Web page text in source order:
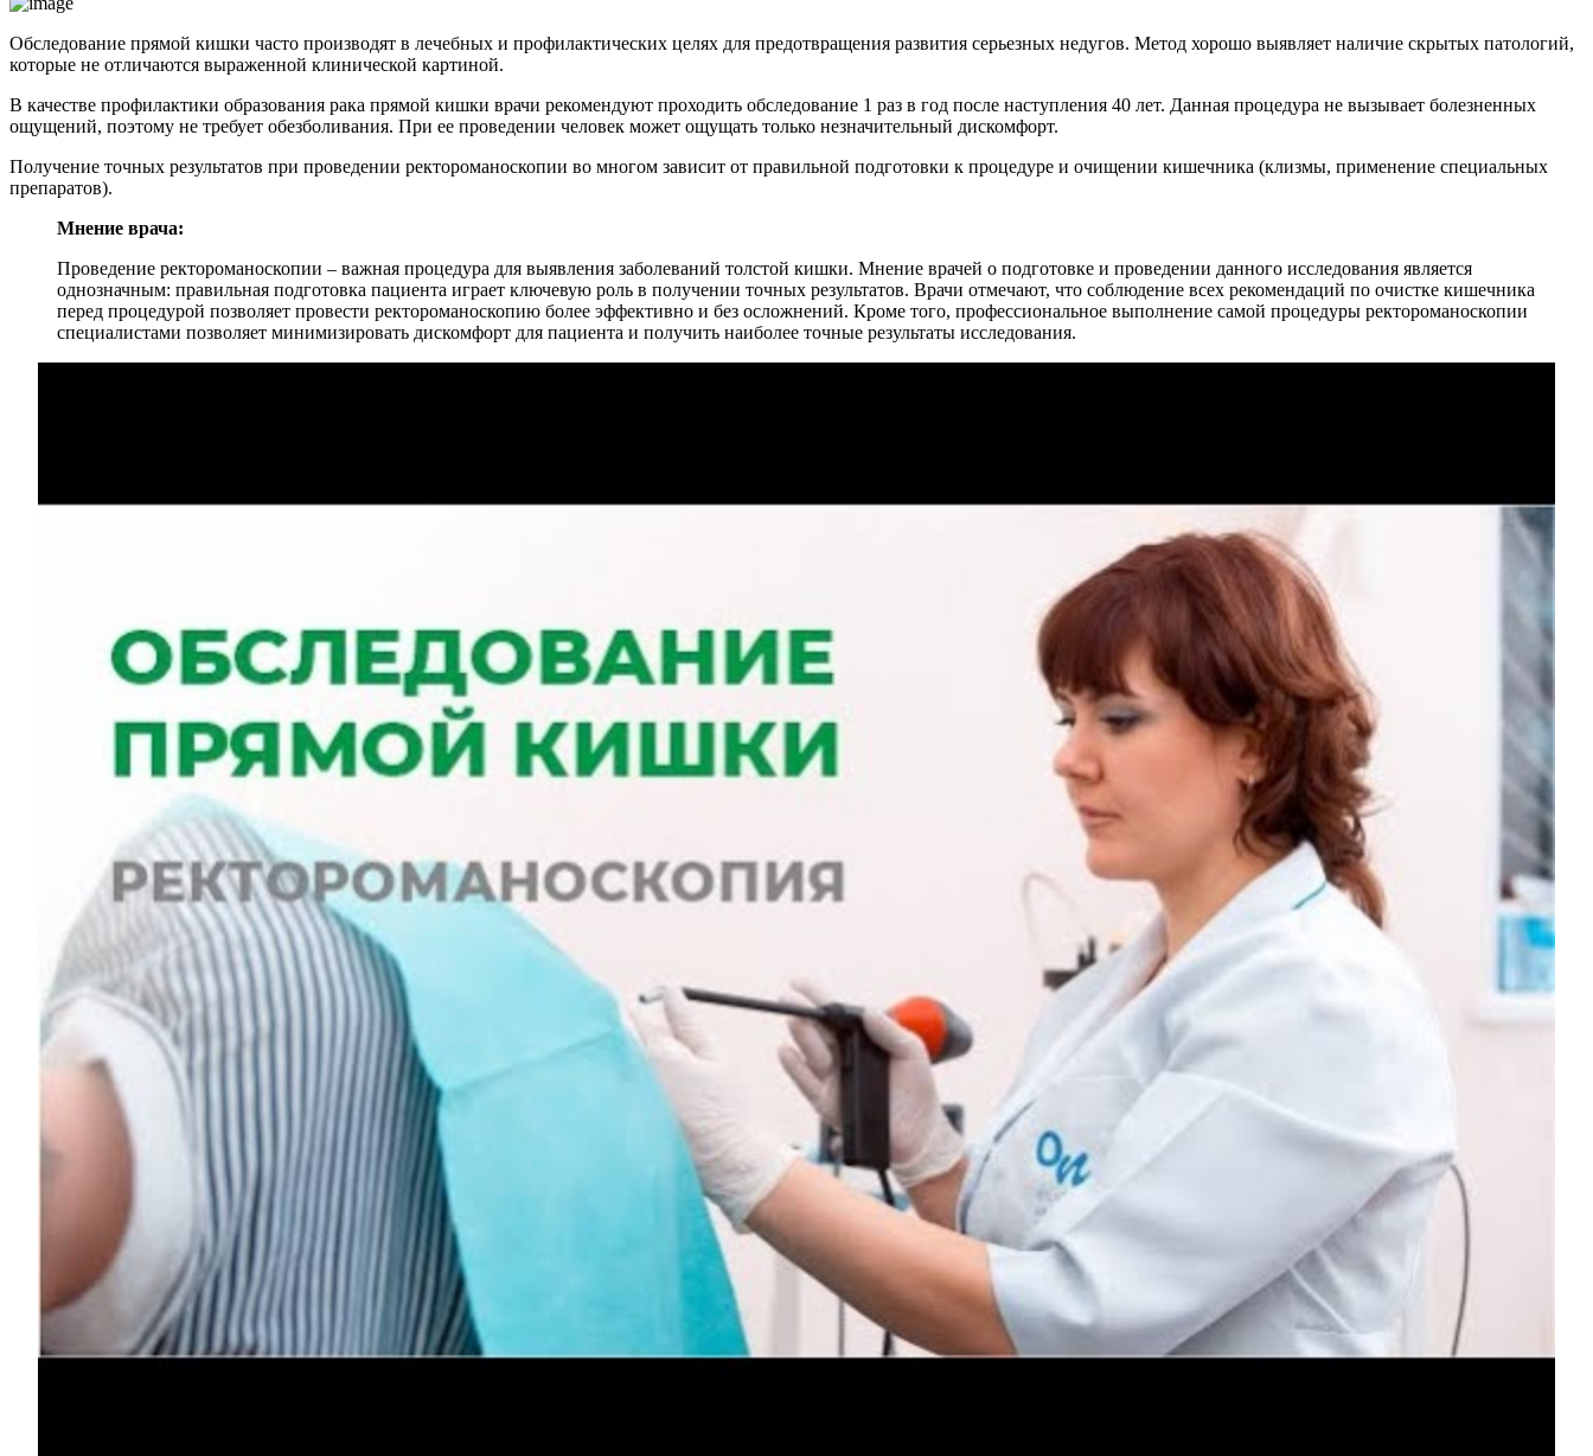
Обследование прямой кишки часто производят в лечебных и профилактических целях для предотвращения развития серьезных недугов. Метод хорошо выявляет наличие скрытых патологий,
которые не отличаются выраженной клинической картиной.
В качестве профилактики образования рака прямой кишки врачи рекомендуют проходить обследование 1 раз в год после наступления 40 лет. Данная процедура не вызывает болезненных
ощущений, поэтому не требует обезболивания. При ее проведении человек может ощущать только незначительный дискомфорт.
Получение точных результатов при проведении ректороманоскопии во многом зависит от правильной подготовки к процедуре и очищении кишечника (клизмы, применение специальных
препаратов).
Мнение врача:
Проведение ректороманоскопии – важная процедура для выявления заболеваний толстой кишки. Мнение врачей о подготовке и проведении данного исследования является
однозначным: правильная подготовка пациента играет ключевую роль в получении точных результатов. Врачи отмечают, что соблюдение всех рекомендаций по очистке кишечника
перед процедурой позволяет провести ректороманоскопию более эффективно и без осложнений. Кроме того, профессиональное выполнение самой процедуры ректороманоскопии
специалистами позволяет минимизировать дискомфорт для пациента и получить наиболее точные результаты исследования.